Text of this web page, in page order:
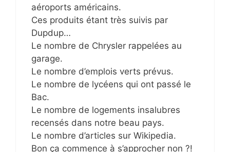
aéroports américains.
Ces produits étant très suivis par
Dupdup…
Le nombre de Chrysler rappelées au
garage.
Le nombre d’emplois verts prévus.
Le nombre de lycéens qui ont passé le
Bac.
Le nombre de logements insalubres
recensés dans notre beau pays.
Le nombre d’articles sur Wikipedia.
Bon ça commence à s’approcher non ?!